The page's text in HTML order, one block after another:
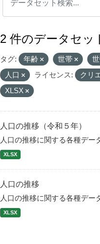
2 件のデータセッ
タグ: 年齢 世帯
人口
ライセンス: クリ
XLSX
人口の推移（令和５年）
人口の推移に関する各種デー
XLSX
人口の推移
人口の推移に関する各種デー
XLSX